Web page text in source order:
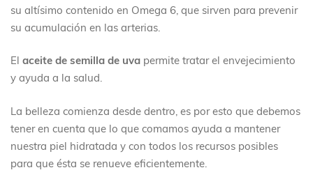
su altísimo contenido en Omega 6, que sirven para prevenir
su acumulación en las arterias.
El aceite de semilla de uva permite tratar el envejecimiento
y ayuda a la salud.
La belleza comienza desde dentro, es por esto que debemos
tener en cuenta que lo que comamos ayuda a mantener
nuestra piel hidratada y con todos los recursos posibles
para que ésta se renueve eficientemente.